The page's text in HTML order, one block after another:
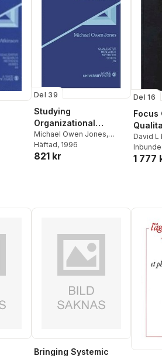
Del 39
Studying
Organizational
Symbolism
Michael Owen Jones,
Michael Owen Jones
Häftad, 1996
821 kr
Del 16
Focus
David L
Morgan
1 777
Bringing Systemic